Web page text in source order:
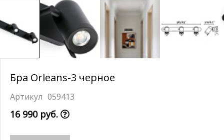
Бра Orleans-3 черное
059413
16 990 руб.